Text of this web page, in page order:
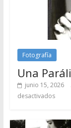
Fotografía
Una
junio 15, 2026
desactivados